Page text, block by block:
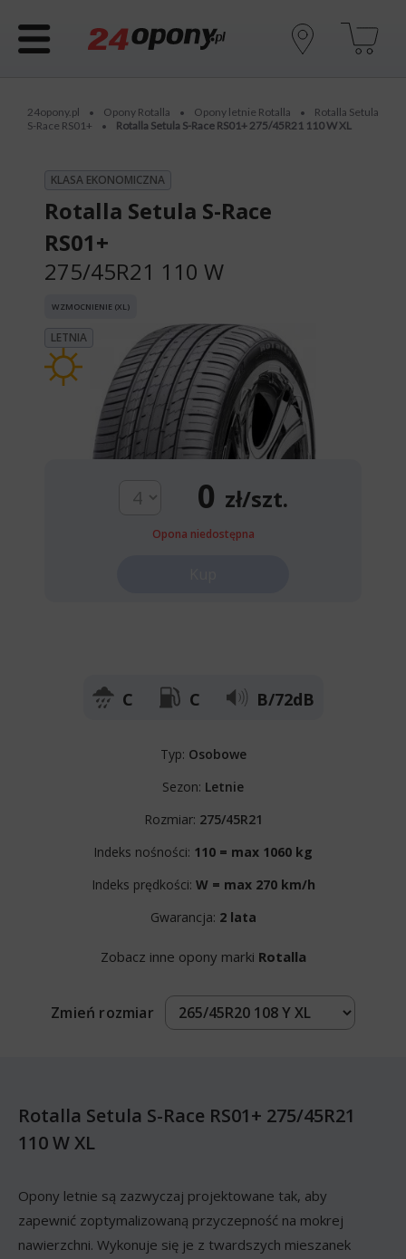
24opony.pl • Opony Rotalla • Opony letnie Rotalla •
Rotalla Setula
S-Race RS01+
• Rotalla Setula S-Race RS01+ 275/45R21 110 W XL
KLASA EKONOMICZNA
Rotalla Setula S-Race
RS01+
275/45R21 110 W
WZMOCNIENIE (XL)
LETNIA
0 zł/szt.
Opona niedostępna
C C B/72dB
Typ: Osobowe
Sezon: Letnie
Rozmiar: 275/45R21
Indeks nośności: 110 = max 1060 kg
Indeks prędkości: W = max 270 km/h
Gwarancja: 2 lata
Zobacz inne opony marki Rotalla
Zmień rozmiar
Rotalla Setula S-Race RS01+ 275/45R21
110 W XL
Opony letnie są zazwyczaj projektowane tak, aby
zapewnić zoptymalizowaną przyczepność na mokrej
nawierzchni. Wykonuje się je z twardszych mieszanek